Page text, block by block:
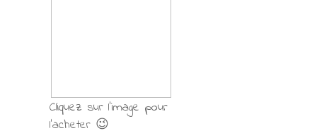
Cliquez sur l'image pour
l'acheter 😉